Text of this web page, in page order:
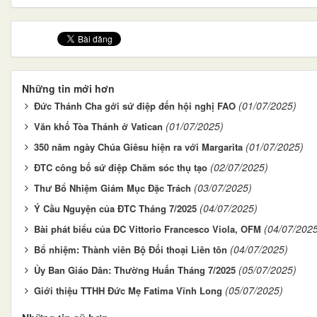
Những tin mới hơn
Đức Thánh Cha gởi sứ điệp đến hội nghị FAO (01/07/2025)
Văn khố Tòa Thánh ở Vatican (01/07/2025)
350 năm ngày Chúa Giêsu hiện ra với Margarita (01/07/2025)
ĐTC công bố sứ điệp Chăm sóc thụ tạo (02/07/2025)
Thư Bổ Nhiệm Giám Mục Đặc Trách (03/07/2025)
Ý Cầu Nguyện của ĐTC Tháng 7/2025 (04/07/2025)
Bài phát biểu của ĐC Vittorio Francesco Viola, OFM (04/07/
Bổ nhiệm: Thành viên Bộ Đối thoại Liên tôn (04/07/2025)
Ủy Ban Giáo Dân: Thường Huấn Tháng 7/2025 (05/07/2025)
Giới thiệu TTHH Đức Mẹ Fatima Vĩnh Long (05/07/2025)